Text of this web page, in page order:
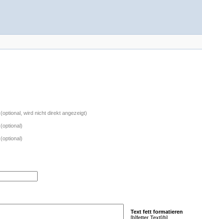
(optional, wird nicht direkt angezeigt)
(optional)
(optional)
Text fett formatieren
[b]fetter Text[/b]